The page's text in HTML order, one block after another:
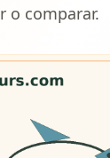
o comparar.